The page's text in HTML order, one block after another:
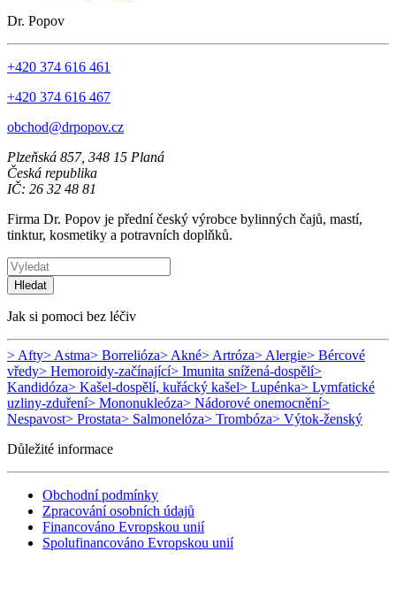
Dr. Popov
+420 374 616 461
+420 374 616 467
obchod@drpopov.cz
Plzeňská 857, 348 15 Planá
Česká republika
IČ: 26 32 48 81
Firma Dr. Popov je přední český výrobce bylinných čajů, mastí,
tinktur, kosmetiky a potravních doplňků.
Hledat
Jak si pomoci bez léčiv
> Afty> Astma> Borrelióza> Akné> Artróza> Alergie> Bércové
vředy> Hemoroidy-začínající> Imunita snížená-dospělí>
Kandidóza> Kašel-dospělí, kuřácký kašel> Lupénka> Lymfatické
uzliny-zduření> Mononukleóza> Nádorové onemocnění>
Nespavost> Prostata> Salmonelóza> Trombóza> Výtok-ženský
Důležité informace
Obchodní podmínky
Zpracování osobních údajů
Financováno Evropskou unií
Spolufinancováno Evropskou unií